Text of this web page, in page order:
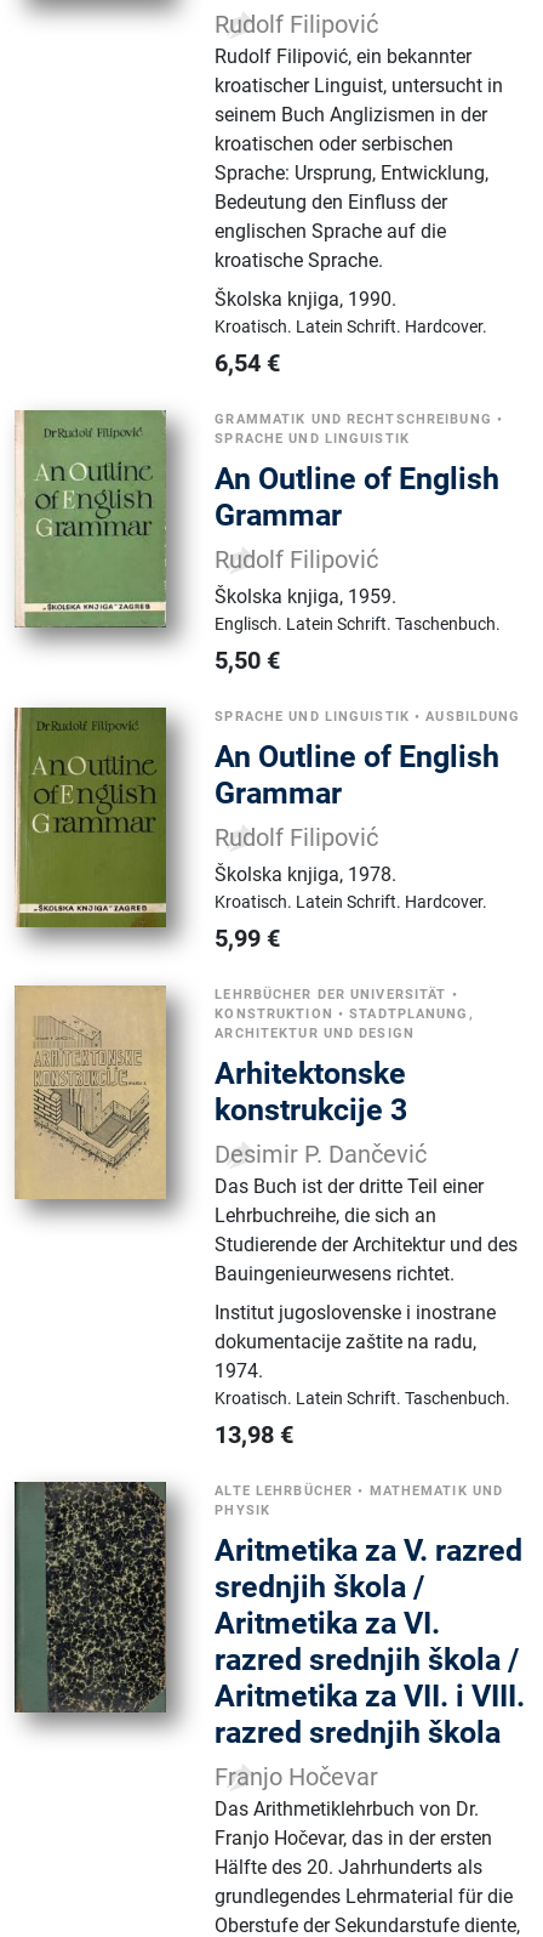
Rudolf Filipović
Rudolf Filipović, ein bekannter
kroatischer Linguist, untersucht in
seinem Buch Anglizismen in der
kroatischen oder serbischen
Sprache: Ursprung, Entwicklung,
Bedeutung den Einfluss der
englischen Sprache auf die
kroatische Sprache.
Školska knjiga, 1990.
Kroatisch. Latein Schrift. Hardcover.
6,54 €
GRAMMATIK UND RECHTSCHREIBUNG •
SPRACHE UND LINGUISTIK
An Outline of English
Grammar
Rudolf Filipović
Školska knjiga, 1959.
Englisch. Latein Schrift.Taschenbuch.
5,50 €
SPRACHE UND LINGUISTIK •AUSBILDUNG
An Outline of English
Grammar
Rudolf Filipović
Školska knjiga, 1978.
Kroatisch. Latein Schrift. Hardcover.
5,99 €
LEHRBÜCHER DER UNIVERSITÄT •
KONSTRUKTION •STADTPLANUNG,
ARCHITEKTUR UND DESIGN
Arhitektonske
konstrukcije 3
Desimir P. Dančević
Das Buch ist der dritte Teil einer
Lehrbuchreihe, die sich an
Studierende der Architektur und des
Bauingenieurwesens richtet.
Institut jugoslovenske i inostrane
dokumentacije zaštite na radu,
1974.
Kroatisch. Latein Schrift.Taschenbuch.
13,98 €
ALTE LEHRBÜCHER •
MATHEMATIK UND
PHYSIK
Aritmetika za V. razred
srednjih škola /
Aritmetika za VI.
razred srednjih škola /
Aritmetika za VII. i VIII.
razred srednjih škola
Franjo Hočevar
Das Arithmetiklehrbuch von Dr.
Franjo Hočevar, das in der ersten
Hälfte des 20. Jahrhunderts als
grundlegendes Lehrmaterial für die
Oberstufe der Sekundarstufe diente,